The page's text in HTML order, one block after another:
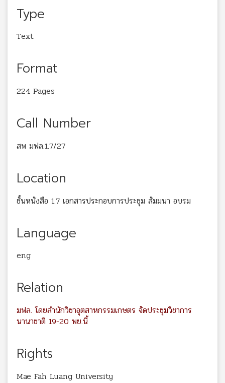
Type
Text
Format
224 Pages
Call Number
สพ มฟล.1.7/27
Location
ชั้นหนังสือ 1.7 เอกสารประกอบการประชุม สัมมนา อบรม
Language
eng
Relation
มฟล. โดยสำนักวิชาอุตสาหกรรมเกษตร จัดประชุมวิชาการ
นานาชาติ 19-20 พย.นี้
Rights
Mae Fah Luang University